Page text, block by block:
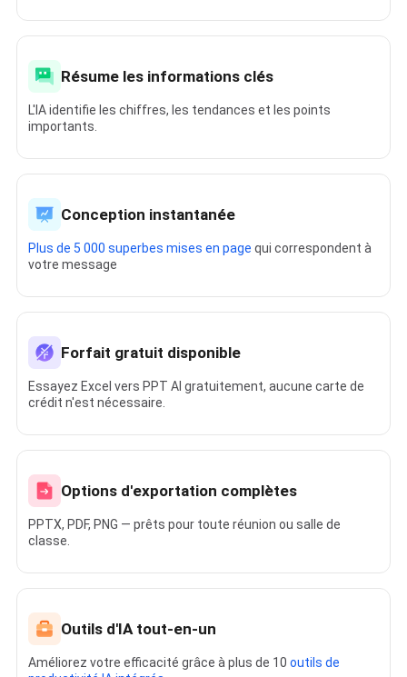
Résume les informations clés
L'IA identifie les chiffres, les tendances et les points
importants.
Conception instantanée
Plus de 5 000 superbes mises en page qui correspondent à
votre message
Forfait gratuit disponible
Essayez Excel vers PPT AI gratuitement, aucune carte de
crédit n'est nécessaire.
Options d'exportation complètes
PPTX, PDF, PNG — prêts pour toute réunion ou salle de
classe.
Outils d'IA tout-en-un
Améliorez votre efficacité grâce à plus de 10 outils de